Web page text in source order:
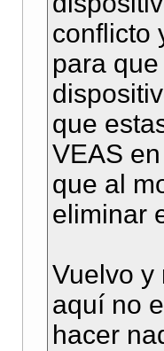
conflicto
para
que
VEAS
que al
eliminar
Vuelvo y
aquí no
hacer